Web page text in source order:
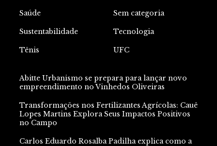
Saúde Sem categoria
Sustentabilidade Tecnologia
Tênis UFC
Abitte Urbanismo se prepara para lançar novo
empreendimento no Vinhedos Oliveiras
Transformações nos Fertilizantes Agrícolas: Cauê
Lopes Martins Explora Seus Impactos Positivos
no Campo
Carlos Eduardo Rosalba Padilha explica como a